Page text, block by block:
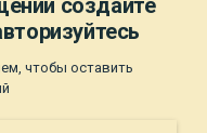
создайте
чтобы оставить